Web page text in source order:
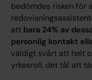
bedömdes risken för
att bara 24% av
personlig kontakt
väldigt svårt att helt
yrkesroll, det tål att